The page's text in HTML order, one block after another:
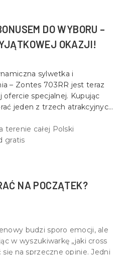
DO WYBORU –
OKAZJI!
sylwetka i
– Zontes 703RR jest teraz
specjalnej. Kupując
jeden z trzech atrakcyjnych
terenie całej Polski
gratis
NA POCZĄTEK?
budzi sporo emocji, ale
w wyszukiwarkę „jaki cross
się na sprzeczne opinie. Jedni